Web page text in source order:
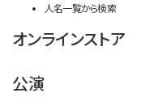
人名一覧から検索
オンラインストア
公演